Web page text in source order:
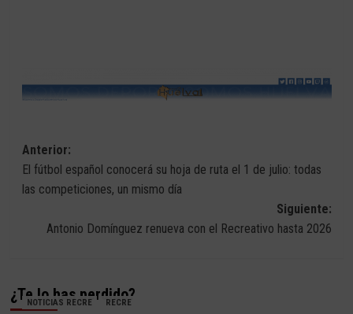
Navegación
de
entradas
Anterior:
El fútbol español conocerá su hoja de ruta el 1 de julio: todas
las competiciones, un mismo día
Siguiente:
Antonio Domínguez renueva con el Recreativo hasta 2026
¿Te lo has perdido?
NOTICIAS RECRE RECRE